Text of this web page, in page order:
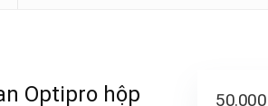
Optipro hộp
50.000